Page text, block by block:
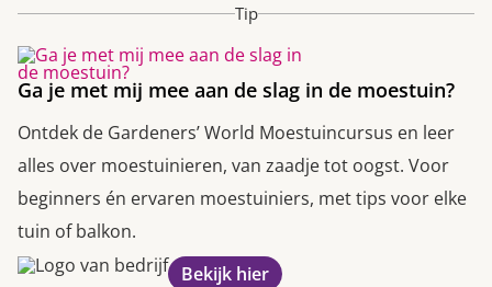
Tip
Ga je met mij mee aan de slag in de moestuin?
Ontdek de Gardeners’ World Moestuincursus en leer
alles over moestuinieren, van zaadje tot oogst. Voor
beginners én ervaren moestuiniers, met tips voor elke
tuin of balkon.
Bekijk hier